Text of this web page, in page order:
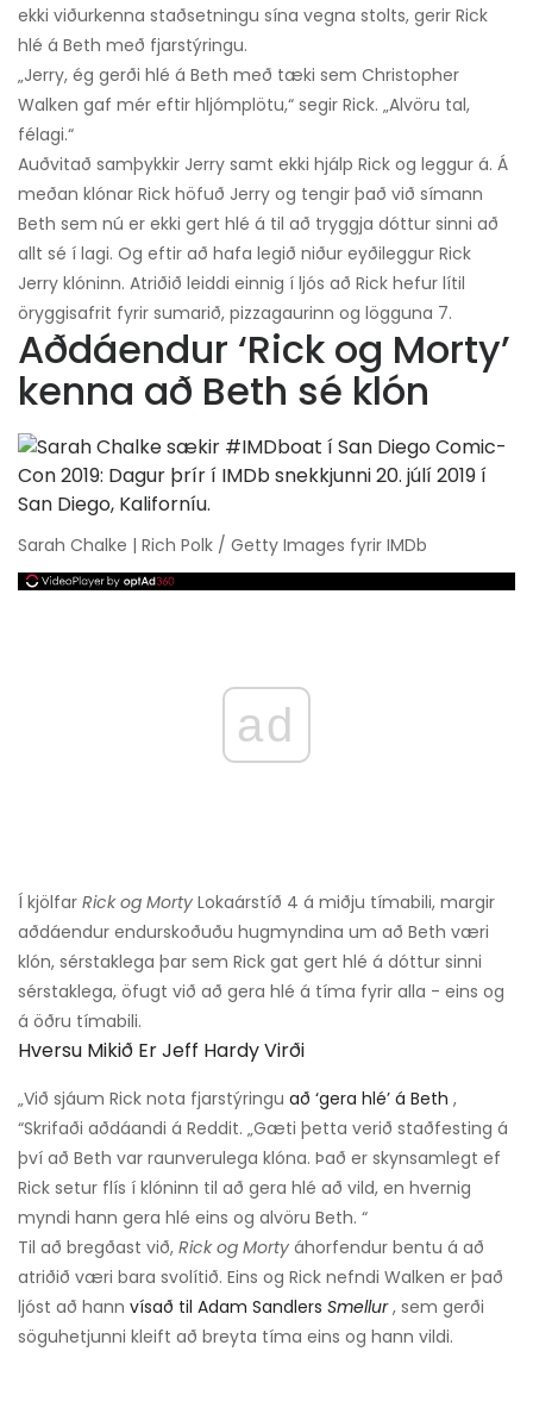
ekki viðurkenna staðsetningu sína vegna stolts, gerir Rick
hlé á Beth með fjarstýringu.
„Jerry, ég gerði hlé á Beth með tæki sem Christopher
Walken gaf mér eftir hljómplötu,“ segir Rick. „Alvöru tal,
félagi.“
Auðvitað samþykkir Jerry samt ekki hjálp Rick og leggur á. Á
meðan klónar Rick höfuð Jerry og tengir það við símann
Beth sem nú er ekki gert hlé á til að tryggja dóttur sinni að
allt sé í lagi. Og eftir að hafa legið niður eyðileggur Rick
Jerry klóninn. Atriðið leiddi einnig í ljós að Rick hefur lítil
öryggisafrit fyrir sumarið, pizzagaurinn og lögguna 7.
Aðdáendur ‘Rick og Morty’
kenna að Beth sé klón
Sarah Chalke | Rich Polk / Getty Images fyrir IMDb
ad
Í kjölfar Rick og Morty Lokaárstíð 4 á miðju tímabili, margir
aðdáendur endurskoðuðu hugmyndina um að Beth væri
klón, sérstaklega þar sem Rick gat gert hlé á dóttur sinni
sérstaklega, öfugt við að gera hlé á tíma fyrir alla - eins og
á öðru tímabili.
Hversu Mikið Er Jeff Hardy Virði
„Við sjáum Rick nota fjarstýringu að ‘gera hlé’ á Beth ,
“Skrifaði aðdáandi á Reddit. „Gæti þetta verið staðfesting á
því að Beth var raunverulega klóna. Það er skynsamlegt ef
Rick setur flís í klóninn til að gera hlé að vild, en hvernig
myndi hann gera hlé eins og alvöru Beth. “
Til að bregðast við, Rick og Morty áhorfendur bentu á að
atriðið væri bara svolítið. Eins og Rick nefndi Walken er það
ljóst að hann vísað til Adam Sandlers Smellur , sem gerði
söguhetjunni kleift að breyta tíma eins og hann vildi.